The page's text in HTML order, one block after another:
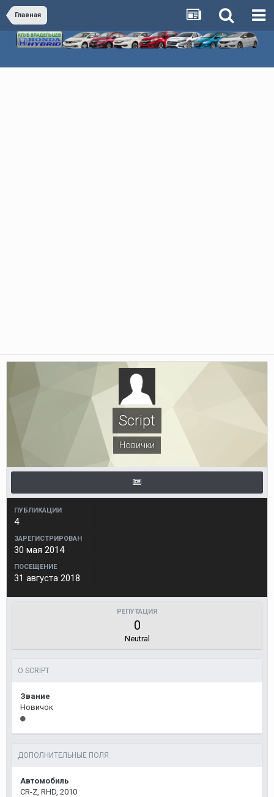
Главная
Script
Новички
ПУБЛИКАЦИИ
4
ЗАРЕГИСТРИРОВАН
30 мая 2014
ПОСЕЩЕНИЕ
31 августа 2018
РЕПУТАЦИЯ
0
Neutral
О SCRIPT
Звание
Новичок
ДОПОЛНИТЕЛЬНЫЕ ПОЛЯ
Автомобиль
CR-Z, RHD, 2010